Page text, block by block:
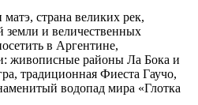
страна великих рек,
земли и величественных
в Аргентине,
живописные районы Ла Бока и
традиционная Фиеста Гаучо,
водопад мира «Глотка